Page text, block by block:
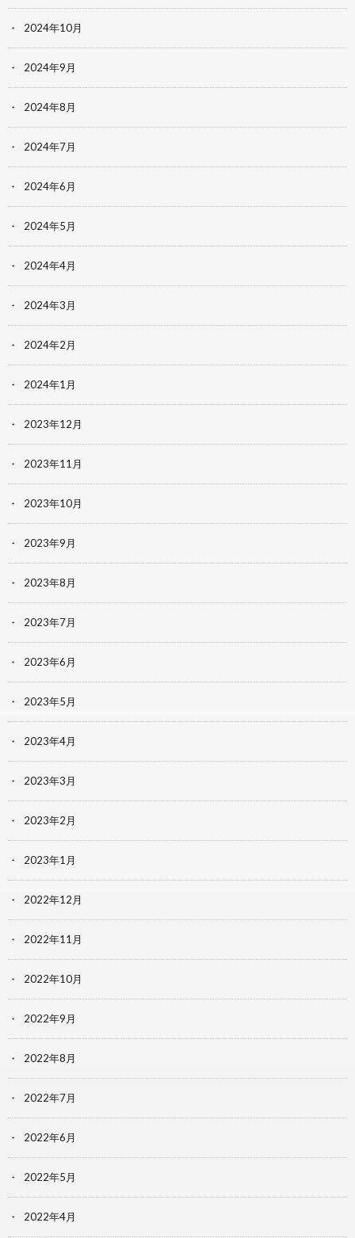
2024年10月
2024年9月
2024年8月
2024年7月
2024年6月
2024年5月
2024年4月
2024年3月
2024年2月
2024年1月
2023年12月
2023年11月
2023年10月
2023年9月
2023年8月
2023年7月
2023年6月
2023年5月
2023年4月
2023年3月
2023年2月
2023年1月
2022年12月
2022年11月
2022年10月
2022年9月
2022年8月
2022年7月
2022年6月
2022年5月
2022年4月